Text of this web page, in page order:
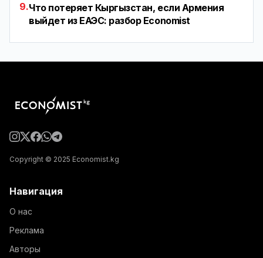
9.Что потеряет Кыргызстан, если Армения
выйдет из ЕАЭС: разбор Economist
Copyright © 2025 Economist.kg
Навигация
О нас
Реклама
Авторы